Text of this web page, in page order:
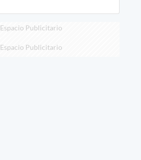
Espacio Publicitario
Espacio Publicitario